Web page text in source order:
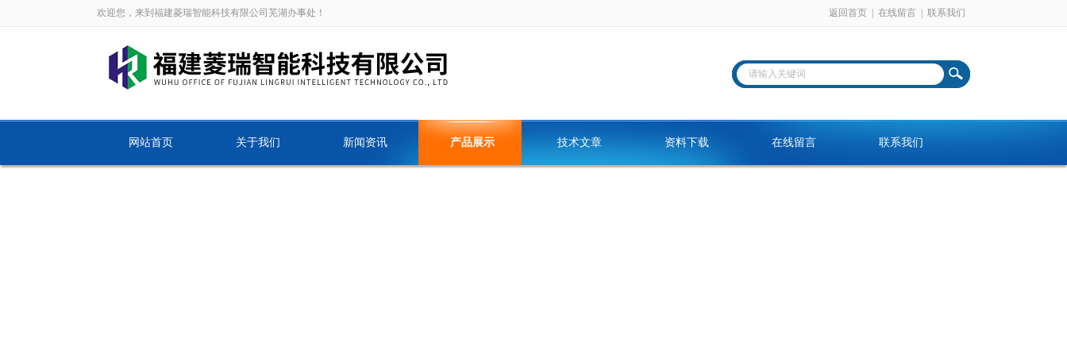
欢迎您，来到福建菱瑞智能科技有限公司芜湖办事处！ 返回首页 在线留言 联系我们
网站首页 关于我们 新闻资讯 产品展示 技术文章 资料下载 在线留言 联系我们